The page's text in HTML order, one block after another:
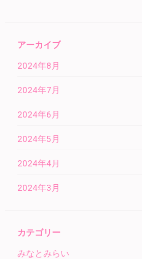
アーカイブ
2024年8月
2024年7月
2024年6月
2024年5月
2024年4月
2024年3月
カテゴリー
みなとみらい